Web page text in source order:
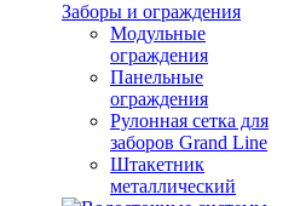
Заборы и ограждения
Модульные
ограждения
Панельные
ограждения
Рулонная сетка для
заборов Grand Line
Штакетник
металлический